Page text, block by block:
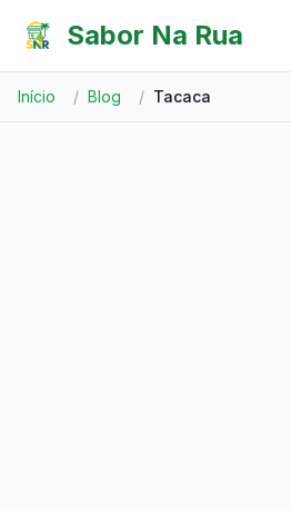
Sabor Na Rua
Início / Blog / Tacaca